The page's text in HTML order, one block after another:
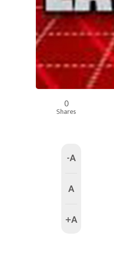
0
Shares
-A
A
+A